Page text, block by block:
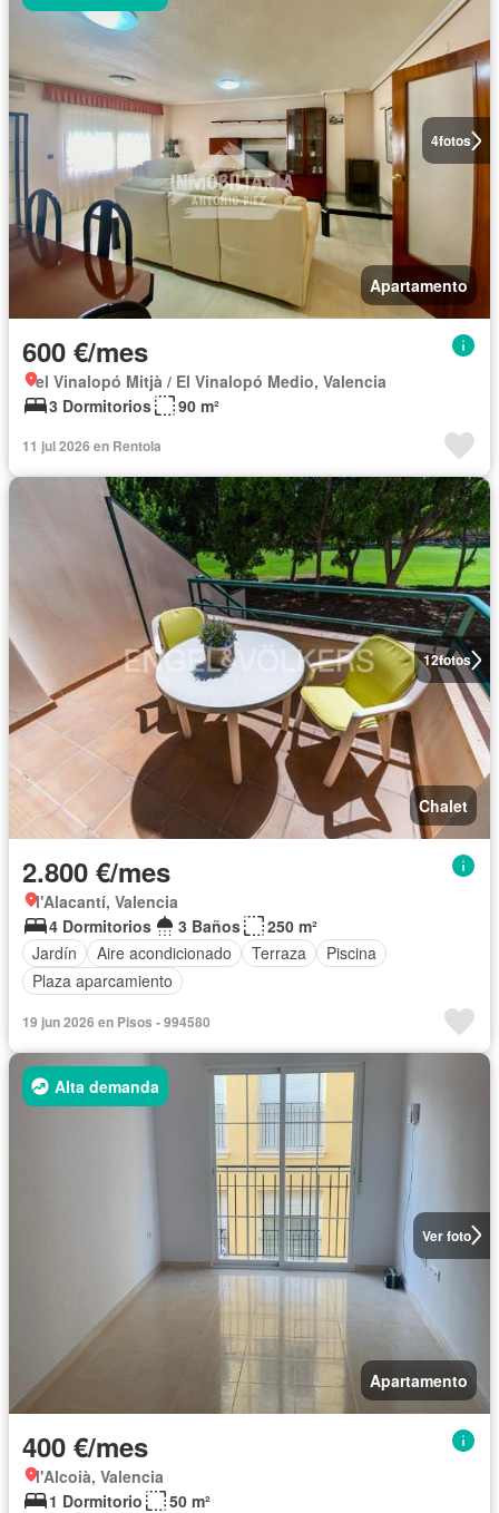
4fotos
Apartamento
600 €/mes
el Vinalopó Mitjà / El Vinalopó Medio, Valencia
3 Dormitorios
90 m²
11 jul 2026 en Rentola
12fotos
Chalet
2.800 €/mes
l'Alacantí, Valencia
4 Dormitorios
3 Baños
250 m²
Jardín
Aire acondicionado Terraza
Piscina
Plaza aparcamiento
19 jun 2026 en Pisos - 994580
Ver foto
Alta demanda
Apartamento
400 €/mes
l'Alcoià, Valencia
1 Dormitorio
50 m²